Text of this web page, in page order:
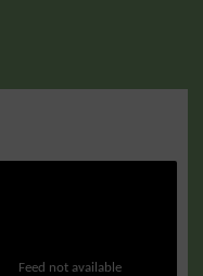
Feed not available